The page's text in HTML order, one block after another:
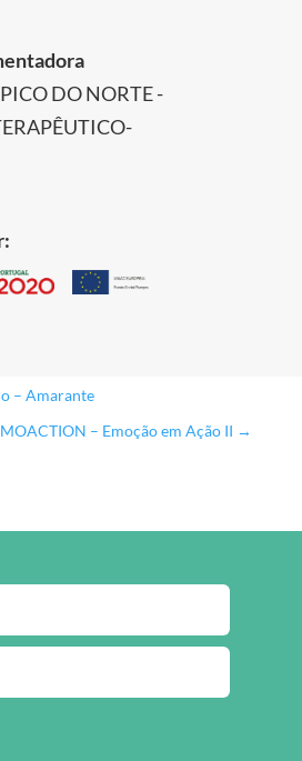
DO NORTE -
– Amarante
– Emoção em Ação II →